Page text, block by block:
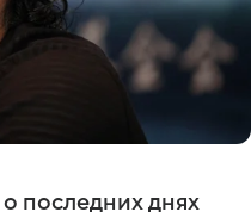
последних днях